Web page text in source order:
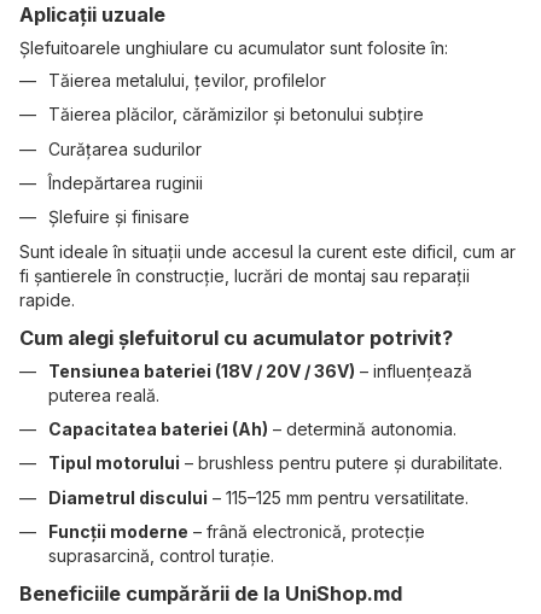
Aplicații uzuale
Șlefuitoarele unghiulare cu acumulator sunt folosite în:
Tăierea metalului, țevilor, profilelor
Tăierea plăcilor, cărămizilor și betonului subțire
Curățarea sudurilor
Îndepărtarea ruginii
Șlefuire și finisare
Sunt ideale în situații unde accesul la curent este dificil, cum ar
fi șantierele în construcție, lucrări de montaj sau reparații
rapide.
Cum alegi șlefuitorul cu acumulator potrivit?
Tensiunea bateriei (18V / 20V / 36V) – influențează
puterea reală.
Capacitatea bateriei (Ah) – determină autonomia.
Tipul motorului – brushless pentru putere și durabilitate.
Diametrul discului – 115–125 mm pentru versatilitate.
Funcții moderne – frână electronică, protecție
suprasarcină, control turație.
Beneficiile cumpărării de la UniShop.md